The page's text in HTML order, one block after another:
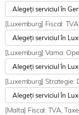
[Luxemburg] Fiscal:
[Luxemburg] Vama:
[Luxemburg] Strategie:
[Malta] Fiscal: TVA,